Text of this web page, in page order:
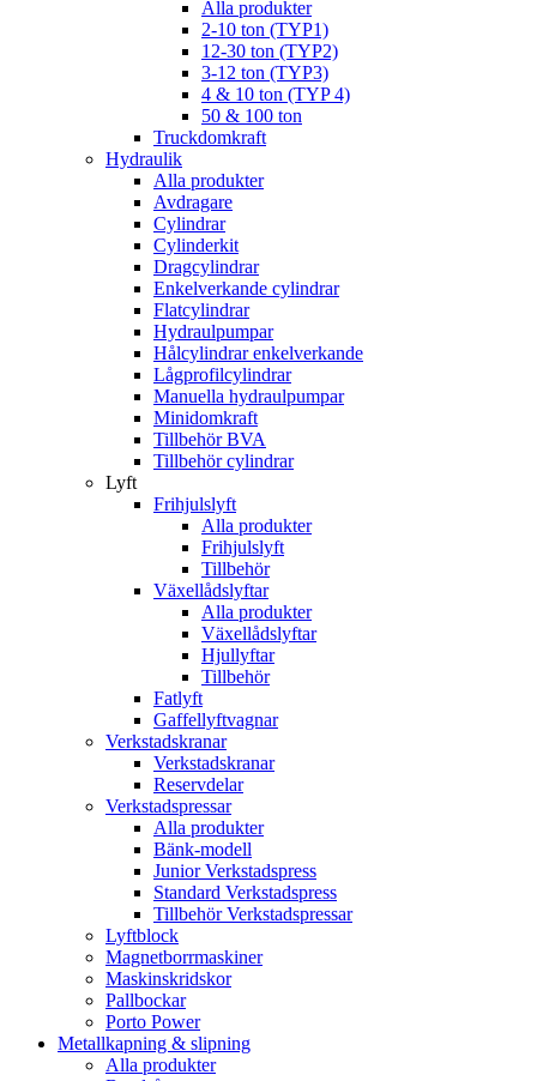
Alla produkter
2-10 ton (TYP1)
12-30 ton (TYP2)
3-12 ton (TYP3)
4 & 10 ton (TYP 4)
50 & 100 ton
Truckdomkraft
Hydraulik
Alla produkter
Avdragare
Cylindrar
Cylinderkit
Dragcylindrar
Enkelverkande cylindrar
Flatcylindrar
Hydraulpumpar
Hålcylindrar enkelverkande
Lågprofilcylindrar
Manuella hydraulpumpar
Minidomkraft
Tillbehör BVA
Tillbehör cylindrar
Lyft
Frihjulslyft
Alla produkter
Frihjulslyft
Tillbehör
Växellådslyftar
Alla produkter
Växellådslyftar
Hjullyftar
Tillbehör
Fatlyft
Gaffellyftvagnar
Verkstadskranar
Verkstadskranar
Reservdelar
Verkstadspressar
Alla produkter
Bänk-modell
Junior Verkstadspress
Standard Verkstadspress
Tillbehör Verkstadspressar
Lyftblock
Magnetborrmaskiner
Maskinskridskor
Pallbockar
Porto Power
Metallkapning & slipning
Alla produkter